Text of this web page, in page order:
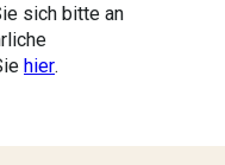
sich bitte an
hier.